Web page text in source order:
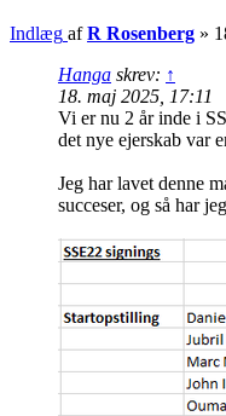
Indlæg afR Rosenberg »
Hanga skrev: ↑
18. maj 2025, 17:11
Vi er nu 2 år inde i
det nye ejerskab var
Jeg har lavet denne
succeser, og så har